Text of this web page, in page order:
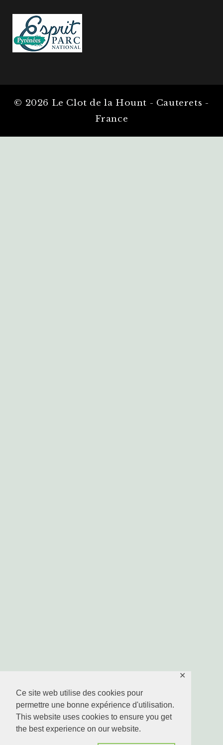
Ce site web utilise des cookies pour
permettre une bonne expérience d'utilisation.
This website uses cookies to ensure you get
the best experience on our website.
✕
© 2026 Le Clot de la Hount - Cauterets -
France